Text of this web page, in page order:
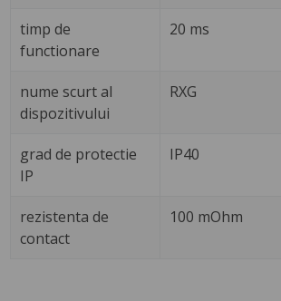
timp de
functionare
20 ms
nume scurt al
dispozitivului
RXG
grad de protectie
IP
IP40
rezistenta de
contact
100 mOhm